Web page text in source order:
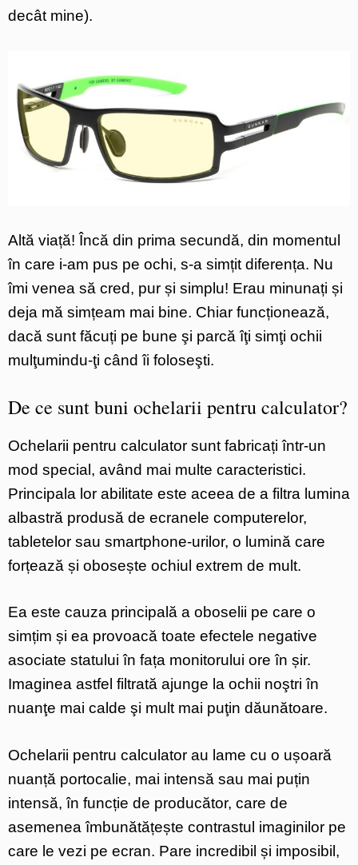
decât mine).
Altă viață! Încă din prima secundă, din momentul
în care i-am pus pe ochi, s-a simțit diferența. Nu
îmi venea să cred, pur și simplu! Erau minunați și
deja mă simțeam mai bine. Chiar funcționează,
dacă sunt făcuți pe bune şi parcă îţi simţi ochii
mulţumindu-ţi când îi foloseşti.
De ce sunt buni ochelarii pentru calculator?
Ochelarii pentru calculator sunt fabricați într-un
mod special, având mai multe caracteristici.
Principala lor abilitate este aceea de a filtra lumina
albastră produsă de ecranele computerelor,
tabletelor sau smartphone-urilor, o lumină care
forțează și obosește ochiul extrem de mult.
Ea este cauza principală a oboselii pe care o
simțim și ea provoacă toate efectele negative
asociate statului în fața monitorului ore în șir.
Imaginea astfel filtrată ajunge la ochii noştri în
nuanţe mai calde şi mult mai puţin dăunătoare.
Ochelarii pentru calculator au lame cu o ușoară
nuanță portocalie, mai intensă sau mai puțin
intensă, în funcție de producător, care de
asemenea îmbunătățește contrastul imaginilor pe
care le vezi pe ecran. Pare incredibil și imposibil,